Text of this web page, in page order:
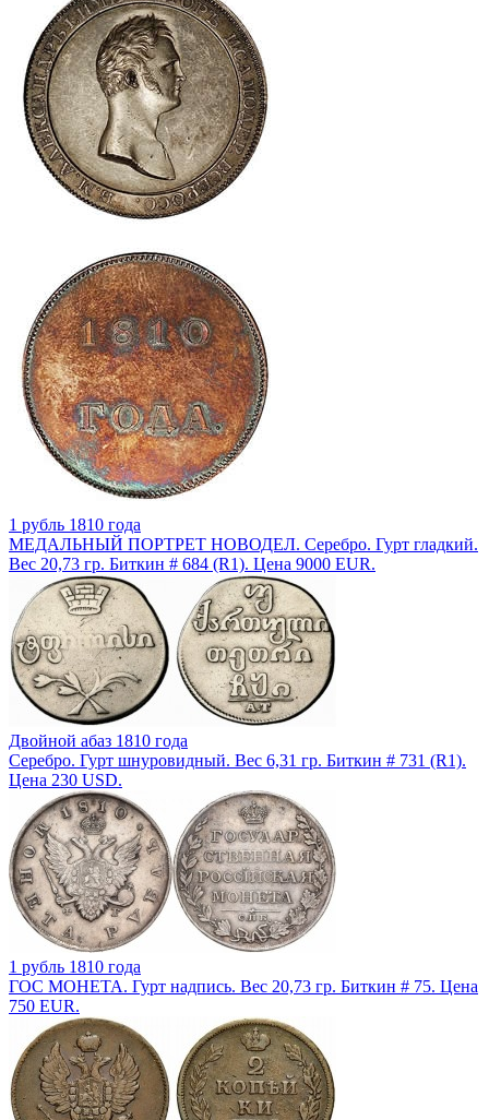
1 рубль 1810 года
МЕДАЛЬНЫЙ ПОРТРЕТ НОВОДЕЛ. Серебро. Гурт гладкий.
Вес 20,73 гр. Биткин # 684 (R1). Цена 9000 EUR.
Двойной абаз 1810 года
Серебро. Гурт шнуровидный. Вес 6,31 гр. Биткин # 731 (R1).
Цена 230 USD.
1 рубль 1810 года
ГОС МОНЕТА. Гурт надпись. Вес 20,73 гр. Биткин # 75. Цена
750 EUR.